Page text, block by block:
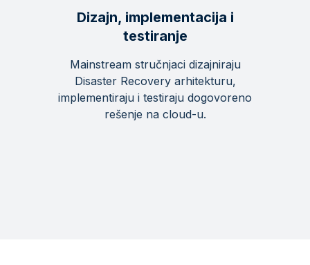
Dizajn, implementacija i
testiranje
Mainstream stručnjaci dizajniraju
Disaster Recovery arhitekturu,
implementiraju i testiraju dogovoreno
rešenje na cloud-u.